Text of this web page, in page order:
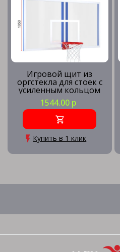
Игровой щит из
оргстекла для стоек с
усиленным кольцом
1544.00 р
Купить в 1 клик